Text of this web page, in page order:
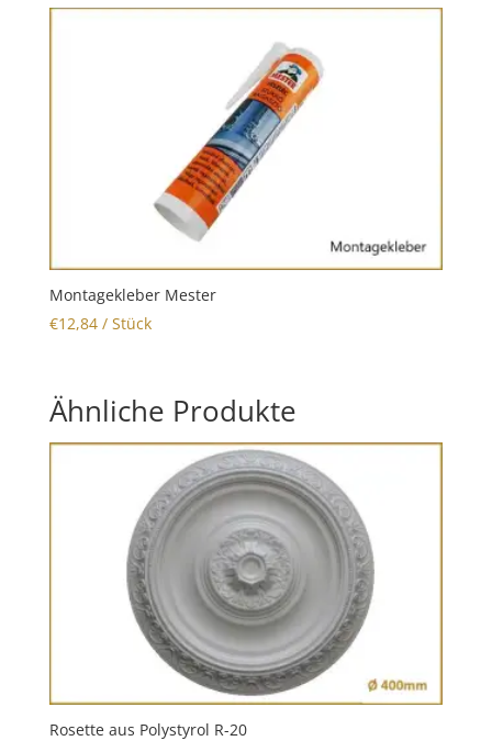
Montagekleber Mester
€12,84/ Stück
Ähnliche Produkte
Rosette aus Polystyrol R-20